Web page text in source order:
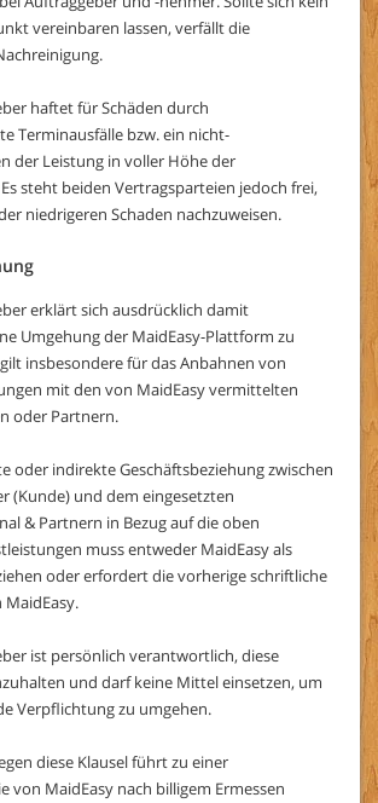
vereinbaren lassen, verfällt die
haftet für Schäden durch
Terminausfälle bzw. ein nicht-
der Leistung in voller Höhe der
steht beiden Vertragsparteien jedoch frei,
niedrigeren Schaden nachzuweisen.
erklärt sich ausdrücklich damit
Umgehung der MaidEasy-Plattform zu
insbesondere für das Anbahnen von
mit den von MaidEasy vermittelten
oder Partnern.
oder indirekte Geschäftsbeziehung zwischen
(Kunde) und dem eingesetzten
& Partnern in Bezug auf die oben
muss entweder MaidEasy als
oder erfordert die vorherige schriftliche
ist persönlich verantwortlich, diese
und darf keine Mittel einsetzen, um
Verpflichtung zu umgehen.
diese Klausel führt zu einer
von MaidEasy nach billigem Ermessen